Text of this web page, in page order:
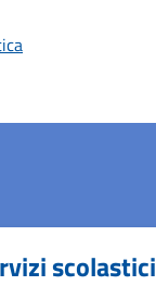
scolastici